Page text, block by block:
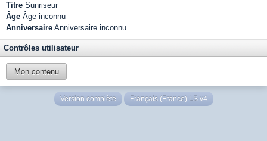
Titre Sunriseur
Âge Âge inconnu
Anniversaire Anniversaire inconnu
Contrôles utilisateur
Mon contenu
Version complète Français (France) LS v4